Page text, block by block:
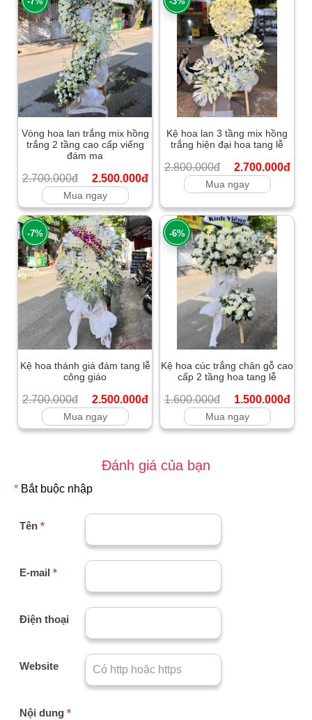
Vòng hoa lan trắng mix hồng
trắng 2 tầng cao cấp viếng
đám ma
2.700.000đ 2.500.000đ
Mua ngay
Kệ hoa lan 3 tầng mix hồng
trắng hiện đại hoa tang lễ
2.800.000đ 2.700.000đ
Mua ngay
-7%
Kệ hoa thánh giá đám tang lễ
công giáo
2.700.000đ 2.500.000đ
Mua ngay
-6%
Kệ hoa cúc trắng chân gỗ cao
cấp 2 tầng hoa tang lễ
1.600.000đ 1.500.000đ
Mua ngay
Đánh giá của bạn
* Bắt buộc nhập
Tên *
E-mail *
Điện thoại
Website
Nội dung *